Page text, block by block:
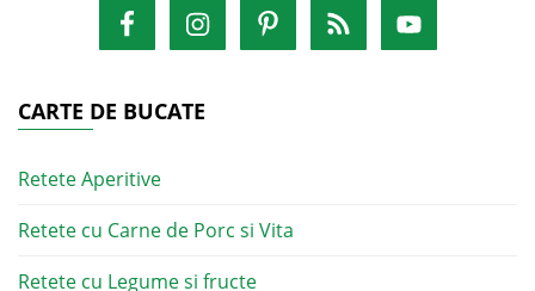
CARTE DE BUCATE
Retete Aperitive
Retete cu Carne de Porc si Vita
Retete cu Legume si fructe